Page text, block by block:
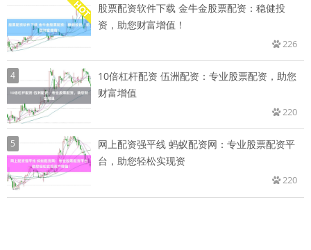
股票配资软件下载 金牛金股票配资：稳健投
资，助您财富增值！
226
4
10倍杠杆配资 伍洲配资：专业股票配资，助您
财富增值
220
5
网上配资强平线 蚂蚁配资网：专业股票配资平
台，助您轻松实现资
220